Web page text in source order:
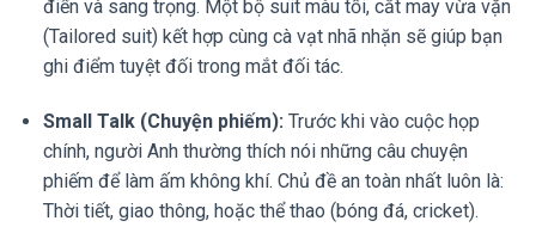
điển và sang trọng. Một bộ suit màu tối, cắt may vừa vặn
(Tailored suit) kết hợp cùng cà vạt nhã nhặn sẽ giúp bạn
ghi điểm tuyệt đối trong mắt đối tác.
Small Talk (Chuyện phiếm): Trước khi vào cuộc họp
chính, người Anh thường thích nói những câu chuyện
phiếm để làm ấm không khí. Chủ đề an toàn nhất luôn là:
Thời tiết, giao thông, hoặc thể thao (bóng đá, cricket).